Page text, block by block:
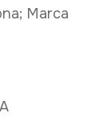
Marca